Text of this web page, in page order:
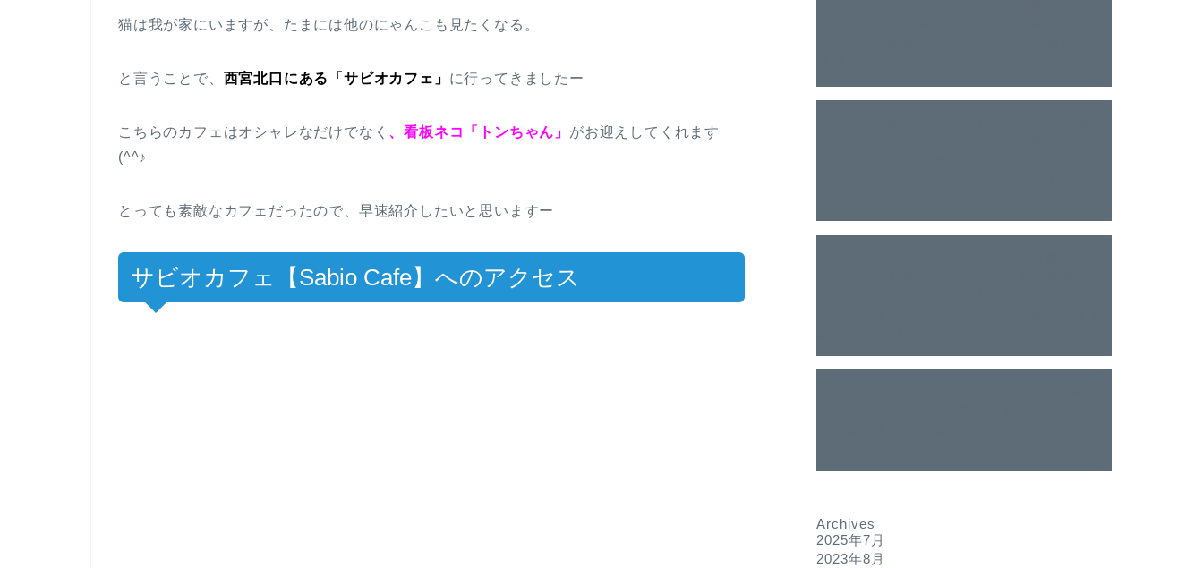
猫は我が家にいますが、たまには他のにゃんこも見たくなる。
と言うことで、 西宮北口にある「サビオカフェ」 に行ってきましたー
こちらのカフェはオシャレなだけでなく 、看板ネコ「トンちゃん」 がお迎えしてくれます
(^^♪
とっても素敵なカフェだったので、早速紹介したいと思いますー
サビオカフェ【Sabio Cafe】へのアクセス
Archives
2025年7月
2023年8月